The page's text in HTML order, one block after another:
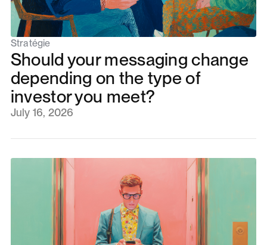
Stratégie
Should your messaging change
depending on the type of
investor you meet?
July 16, 2026